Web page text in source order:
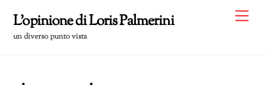
content
L'opinione di Loris Palmerini
un diverso punto vista